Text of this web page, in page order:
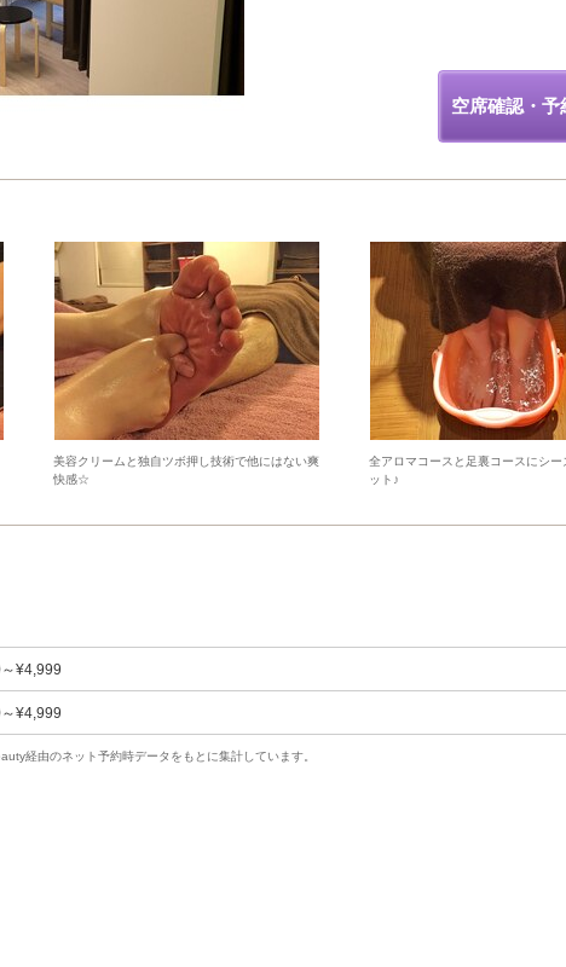
空席確認・予
美容クリームと独自ツボ押し技術で他にはない爽
快感☆
全アロマコースと足裏コースにシー
ット♪
¥4,999
¥4,999
経由のネット予約時データをもとに集計しています。